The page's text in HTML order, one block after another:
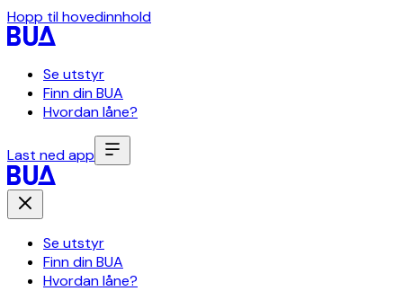
Hopp til hovedinnhold
Se utstyr
Finn din BUA
Hvordan låne?
Last ned app
Se utstyr
Finn din BUA
Hvordan låne?